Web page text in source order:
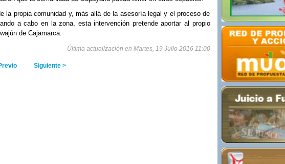
la propia comunidad y, más allá de la asesoría legal y el proceso de
a cabo en la zona, esta intervención pretende aportar al propio
de Cajamarca.
Última actualización en Martes, 19 Julio 2016 11:00
Siguiente >